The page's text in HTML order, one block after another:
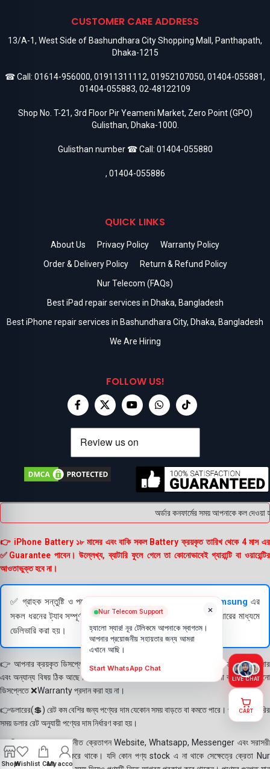
CUSTOMER CARE ADDRESS
13/A-1, West Side of Bashundhara City Shopping Mall, Panthapath,
Dhaka-1215
☎ Call: 01614-956000, 01911311112, 01952107050, 01404-055881,
01404-055883, 02-48122109
Shop No. T-21, 3rd Floor Pir Yeameni Market, Zero Point (GPO)
Gulisthan, Dhaka-1000.
Gulisthan number ☎ Call: 01404-055880
, 01404-055886
QUICK LINKS
About Us Privacy Policy
Warranty Policy
Order & Delivery Policy
Return & Refund Policy
Nur Telecom (FAQs)
Best iPad repair services in Dhaka, Bangladesh
Best iPhone repair services in Bashundhara City, Dhaka, Bangladesh
We Are Hiring
FOLLOW US!
অর্ডার কনফার্মের সময় আপনাকে কল
👉 iPhone Battery ১৮ মাসের এবং বাকি সকল Battery ক্রয়কৃত তারিখ থেকে 4 মাস এর
✅Guarantee পাবেন। উল্লেখ্য, ব্যাটারি ফুলে গেলে তা কোনোভাবেই গ্যারান্টি বা ওয়ারেন্টির
আওতাভুক্ত হবে না।
✅ গ্রাহক সন্তুষ্টি ও পণ্যের স্বচ্ছতা নিশ্চিত করতে Samsung এর
সকল ধরনের ট্যাব সম্পূর্ণরূপে যাচাই (Check) করার পরই বিক্রি ও কুরিয়ারের মাধ্যমে
ডেলিভারি করা হয়।
👉 আপনার ক্রয়কৃত ডিসপ্লে স্থায়ী ভাবে লাগানোর আগে মোবাইলে লাগিয়ে চেক করে নিবেন কালার
এবং অন্যান্য বিষয় ঠিক আছে কিনা। শতভাগ নিশ্চিত হয়ে পলি তুলবেন। পলি তোলা বা আঠা লাগানো
ডিসপ্লেতে ❌Warranty প্রদান করা হয় না।
👉ডলারের(💲) রেট কম বেশির জন্য পণ্যের দাম যেকোন সময় বাড়তে বা কমতে পারে। পণ্য ডেলিভারির
সময় ডলার রেট অনুযায়ী পণ্যের দাম নির্ধারণ করা হয়।
👉বিঃ দ্রঃ- আমাদের সম্মানীত ক্রেতাগন Website, Whatsapp, Messenger এবং সরাসরী
ফোন করে পণ্য Order করে থাকে। যদি কোন পণ্য stock এ না থাকে সেক্ষেত্রে ক্রেতা Nur
ShopWishlist CartMy account
×
Nur Telecom Support
হ্যালো স্যার! নূর টেলিকমে আপনাকে স্বাগতম।
আপনার প্রয়োজনীয় সহায়তার জন্য আমরা
এখানে আছি।
Start WhatsApp Chat
LIVE CHAT
CART